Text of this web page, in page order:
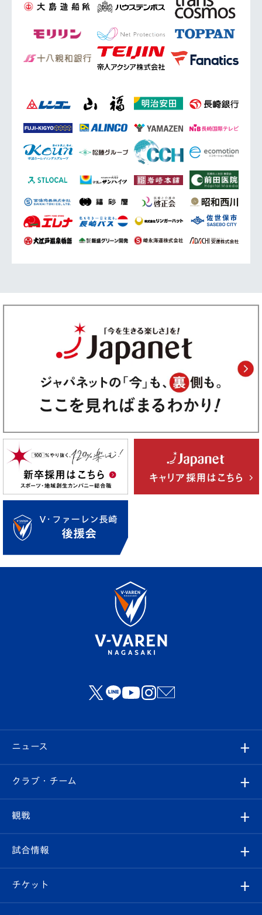
ニュース
すべて
クラブ
試合情報
クラブ・チーム
クラブ概要
エンブレム紹介
観戦
観戦ルール
はじめての観戦ガイド
試合情報
試合日程/結果
チケット